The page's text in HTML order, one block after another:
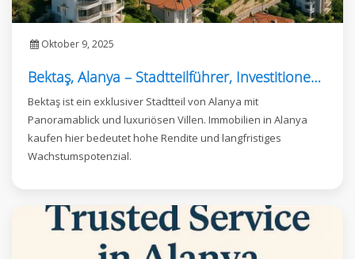
Oktober 9, 2025
Bektaş, Alanya – Stadtteilführer, Investitionen und Immobilienmöglichkeiten
Bektaş ist ein exklusiver Stadtteil von Alanya mit
Panoramablick und luxuriösen Villen. Immobilien in Alanya
kaufen hier bedeutet hohe Rendite und langfristiges
Wachstumspotenzial.